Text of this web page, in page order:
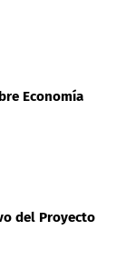
Economía
del Proyecto